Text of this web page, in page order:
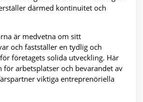
därmed kontinuitet och
är medvetna om sitt
och fastställer en tydlig och
företagets solida utveckling. Här
för arbetsplatser och bevarandet av
viktiga entreprenöriella